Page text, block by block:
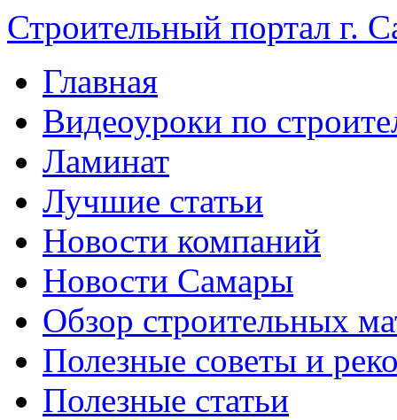
Строительный портал г.
Главная
Видеоуроки по
Ламинат
Лучшие статьи
Новости компаний
Новости Самары
Обзор строительных
Полезные советы и
Полезные статьи